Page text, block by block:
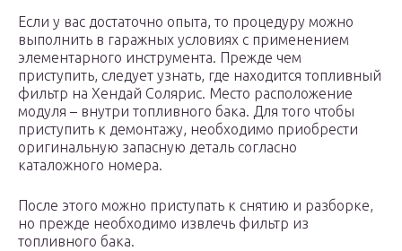
Если у вас достаточно опыта, то процедуру можно
выполнить в гаражных условиях с применением
элементарного инструмента. Прежде чем
приступить, следует узнать, где находится топливный
фильтр на Хендай Солярис. Место расположение
модуля – внутри топливного бака. Для того чтобы
приступить к демонтажу, необходимо приобрести
оригинальную запасную деталь согласно
каталожного номера.
После этого можно приступать к снятию и разборке,
но прежде необходимо извлечь фильтр из
топливного бака.